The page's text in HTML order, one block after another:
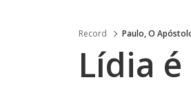
Record Paulo, O
Lídia